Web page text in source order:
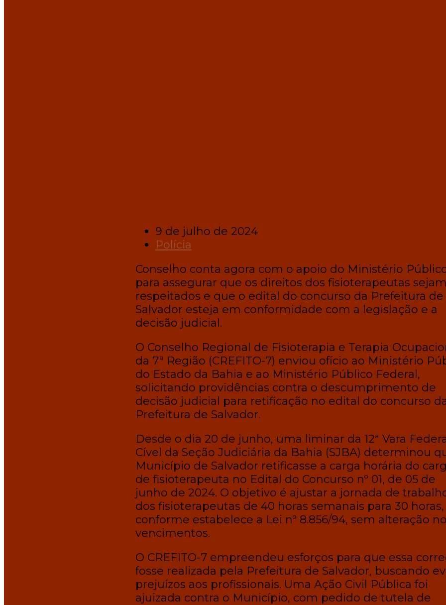
9 de julho de 2024
Polícia
Conselho conta agora com o apoio do Ministério
para assegurar que os direitos dos fisioterapeutas sejam
respeitados e que o edital do concurso da Prefeitura de
Salvador esteja em conformidade com a legislação e a
decisão judicial.
O Conselho Regional de Fisioterapia e Terapia
da 7ª Região (CREFITO-7) enviou ofício ao Ministério
do Estado da Bahia e ao Ministério Público Federal,
solicitando providências contra o descumprimento de
decisão judicial para retificação no edital do concurso
Prefeitura de Salvador.
Desde o dia 20 de junho, uma liminar da 12ª Vara
Cível da Seção Judiciária da Bahia (SJBA) determinou
Município de Salvador retificasse a carga horária do
de fisioterapeuta no Edital do Concurso nº 01, de 05 de
junho de 2024. O objetivo é ajustar a jornada de
dos fisioterapeutas de 40 horas semanais para 30 horas,
conforme estabelece a Lei nº 8.856/94, sem alteração
vencimentos.
O CREFITO-7 empreendeu esforços para que essa
fosse realizada pela Prefeitura de Salvador, buscando
prejuízos aos profissionais. Uma Ação Civil Pública foi
ajuizada contra o Município, com pedido de tutela de